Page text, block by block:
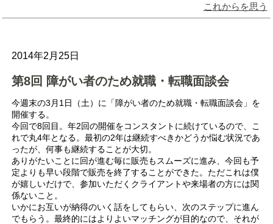
これからを思う
2014年2月25日
第8回 障がい者のため就職・転職面談会
今週末の3月1日（土）に「障がい者のため就職・転職面談会」を
開催する。
今回で8回目。年2回の開催をコンスタントに続けているので、こ
れで丸4年となる。最初の2年は継続すべきかどうか悩む状況であ
ったが、何事も継続することが大切。
ありがたいことに回が進む毎に販売もスムーズに進み、今回も予
定よりも早い段階で販売を終了することができた。ただこれは僕
が嬉しいだけで、参加いただくクライアントや来場者の方には関
係ないこと。
いかにお互いが納得のいく話をしてもらい、次のステップに進ん
でもらう。最終的にはよりよいマッチングが目的なので、それが